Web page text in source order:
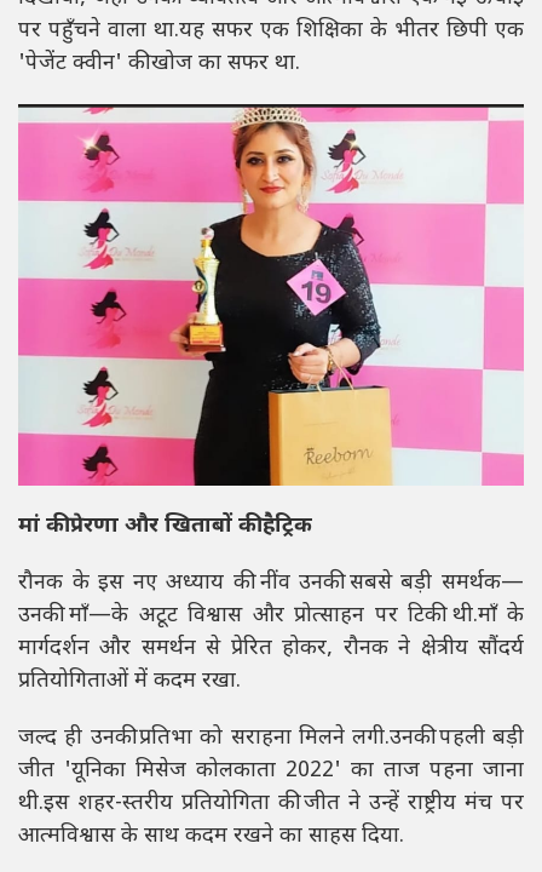
पर पहुँचने वाला था.यह सफर एक शिक्षिका के भीतर छिपी एक
'पेजेंट क्वीन' की खोज का सफर था.
मां की प्रेरणा और खिताबों की हैट्रिक
रौनक के इस नए अध्याय की नींव उनकी सबसे बड़ी समर्थक—
उनकी माँ—के अटूट विश्वास और प्रोत्साहन पर टिकी थी.माँ के
मार्गदर्शन और समर्थन से प्रेरित होकर, रौनक ने क्षेत्रीय सौंदर्य
प्रतियोगिताओं में कदम रखा.
जल्द ही उनकी प्रतिभा को सराहना मिलने लगी.उनकी पहली बड़ी
जीत 'यूनिका मिसेज कोलकाता 2022' का ताज पहना जाना
थी.इस शहर-स्तरीय प्रतियोगिता की जीत ने उन्हें राष्ट्रीय मंच पर
आत्मविश्वास के साथ कदम रखने का साहस दिया.